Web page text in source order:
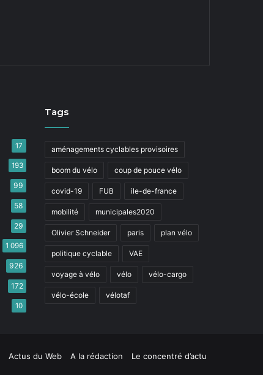
17
193
99
58
29
1 096
926
172
10
Tags
aménagements cyclables provisoires
boom du vélo coup de pouce vélo
covid-19 FUB ile-de-france
mobilité municipales2020
Olivier Schneider paris plan vélo
politique cyclable VAE
voyage à vélo vélo vélo-cargo
vélo-école vélotaf
Actus du Web A la rédaction Le concentré d’actu